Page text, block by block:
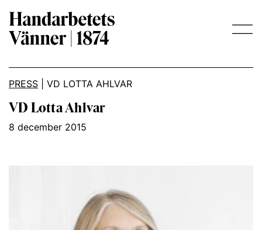
Main Navigation
PRESS VD LOTTA AHLVAR
VD Lotta Ahlvar
8 december 2015